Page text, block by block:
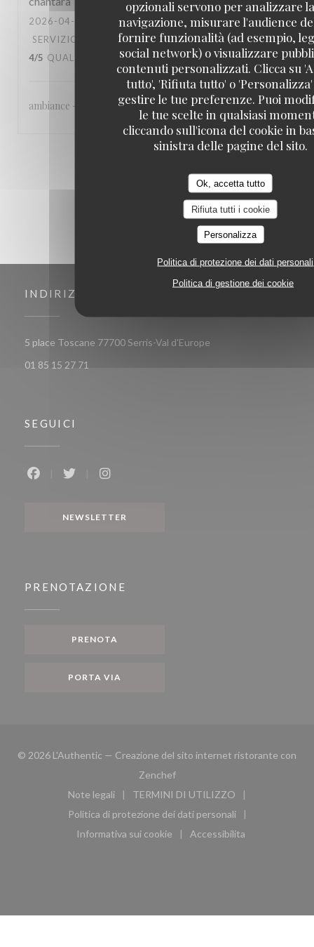
opzionali servono per analizzare
navigazione, misurare l'audience
fornire funzionalità (ad esempio,
social network) o visualizzare
contenuti personalizzati. Clicca su
tutto', 'Rifiuta tutto' o
gestire le tue preferenze. Puoi
le tue scelte in qualsiasi
cliccando sull'icona del cookie in
sinistra delle pagine del sito.
Ok, accetta tutto
Rifiuta tutti i cookie
Personalizza
Politica di protezione dei dati personali
Politica di gestione dei cookie
2026-04-22
- 20:30 - OSPITI 6
SERVIZIO
ATMOSFERA: 4/5 CUCINA:
4/5 QUALITÀ / PREZZO: 4/5
ambiance - accueil agréable - qualité de la cuisine
INDIRIZZO
5 place Toscane 77700 Serris-Val d'Europe
01 85 15 27 71
SEGUICI
NEWSLETTER
PRENOTAZIONE
PRENOTA
PORTA VIA
© 2026 L'Authentic — Creazione del sito internet ristorante con
Zenchef((apre una nuova finestra))
Note legali
((apre una nuova finestra))
TERMINI DI UTILIZZO
((apre una nuova finestra))
Politica di protezione dei dati personali
((apre una nuova finestra))
Informativa sui cookie
((apre una nuova finestra))
Accessibilita